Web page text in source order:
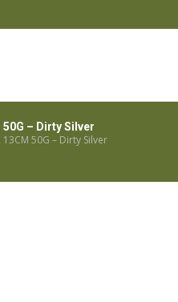
50G – Dirty Silver
13CM 50G – Dirty Silver